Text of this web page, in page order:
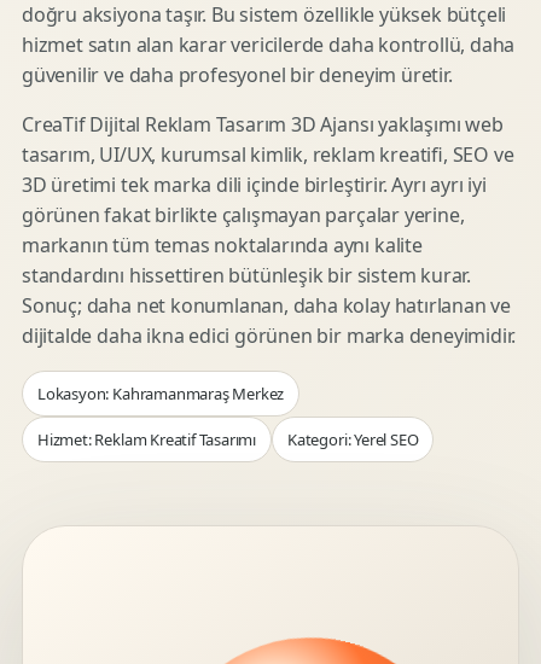
doğru aksiyona taşır. Bu sistem özellikle yüksek bütçeli
hizmet satın alan karar vericilerde daha kontrollü, daha
güvenilir ve daha profesyonel bir deneyim üretir.
CreaTif Dijital Reklam Tasarım 3D Ajansı yaklaşımı web
tasarım, UI/UX, kurumsal kimlik, reklam kreatifi, SEO ve
3D üretimi tek marka dili içinde birleştirir. Ayrı ayrı iyi
görünen fakat birlikte çalışmayan parçalar yerine,
markanın tüm temas noktalarında aynı kalite
standardını hissettiren bütünleşik bir sistem kurar.
Sonuç; daha net konumlanan, daha kolay hatırlanan ve
dijitalde daha ikna edici görünen bir marka deneyimidir.
Lokasyon: Kahramanmaraş Merkez
Hizmet: Reklam Kreatif Tasarımı Kategori: Yerel SEO